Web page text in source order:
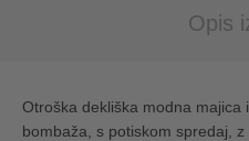
Opis
Otroška dekliška modna majica
bombaža, s potiskom spredaj,